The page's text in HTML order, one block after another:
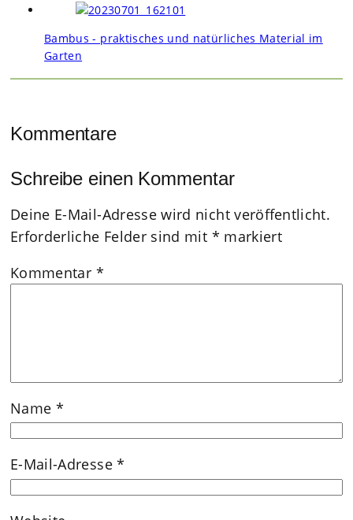
Bambus - praktisches und natürliches Material im
Garten
Kommentare
Schreibe einen Kommentar
Deine E-Mail-Adresse wird nicht veröffentlicht.
Erforderliche Felder sind mit * markiert
Kommentar *
Name *
E-Mail-Adresse*